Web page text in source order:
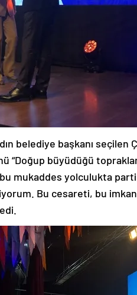
belediye başkanı seçilen
“Doğup büyüdüğü
mukaddes yolculukta
Bu cesareti, bu